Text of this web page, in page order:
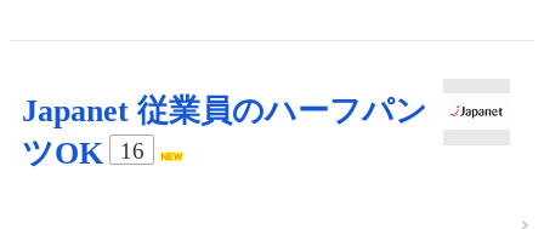
Japanet 従業員のハーフパン
ツOK
16